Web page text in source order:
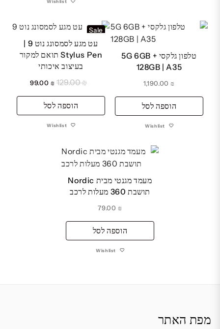
טלפון גלקסי 5G 6GB +
128GB | A35
₪
הוספה לסל
Wishlist
Sale
עט מגע לסמסונג נוט 9 |
Stylus Pen תואם למקור
בעיצוב איכותי
₪
129.00
המחיר
היה:
₪ 129.00.
₪
המחיר
₪ 99.00.
הוספה לסל
Wishlist
מעמד מגנטי מבית Nordic
תושבת 360 מעלות לרכב
₪
הוספה לסל
Wishlist
מפת האתר